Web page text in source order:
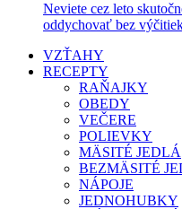
Neviete cez leto
oddychovať bez
VZŤAHY
RECEPTY
RAŇAJKY
OBEDY
VEČERE
POLIEVKY
MÄSITÉ JEDLÁ
BEZMÄSITÉ
NÁPOJE
JEDNOHUBKY